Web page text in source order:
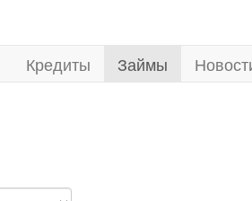
Кредиты Займы